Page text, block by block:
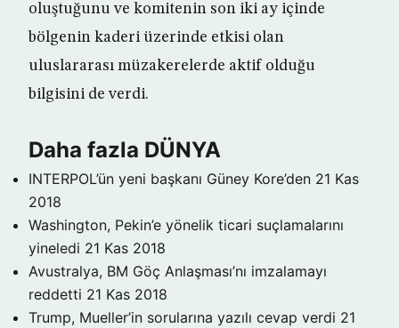
oluştuğunu ve komitenin son iki ay içinde
bölgenin kaderi üzerinde etkisi olan
uluslararası müzakerelerde aktif olduğu
bilgisini de verdi.
Daha fazla DÜNYA
INTERPOL’ün yeni başkanı Güney Kore’den 21 Kas
2018
Washington, Pekin’e yönelik ticari suçlamalarını
yineledi 21 Kas 2018
Avustralya, BM Göç Anlaşması’nı imzalamayı
reddetti 21 Kas 2018
Trump, Mueller’in sorularına yazılı cevap verdi 21